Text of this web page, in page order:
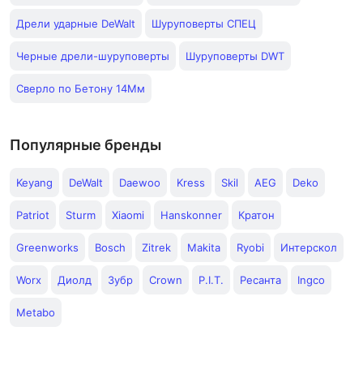
Дрели ударные DeWalt Шуруповерты СПЕЦ
Черные дрели-шуруповерты Шуруповерты DWT
Сверло по Бетону 14Мм
Популярные бренды
Keyang DeWalt Daewoo Kress Skil AEG Deko
Patriot Sturm Xiaomi Hanskonner Кратон
Greenworks Bosch Zitrek Makita Ryobi Интерскол
Worx Диолд Зубр Crown P.I.T. Ресанта Ingco
Metabo